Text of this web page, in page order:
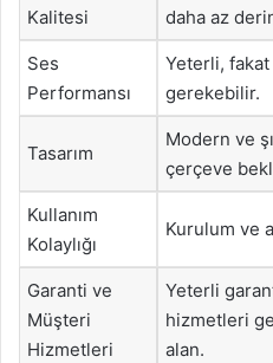
Kalitesi
daha az
Ses
Performansı
Yeterli,
gerekebilir.
Tasarım
Modern ve
çerçeve
Kullanım
Kolaylığı
Kurulum ve
Garanti ve
Müşteri
Hizmetleri
Yeterli
hizmetleri
alan.